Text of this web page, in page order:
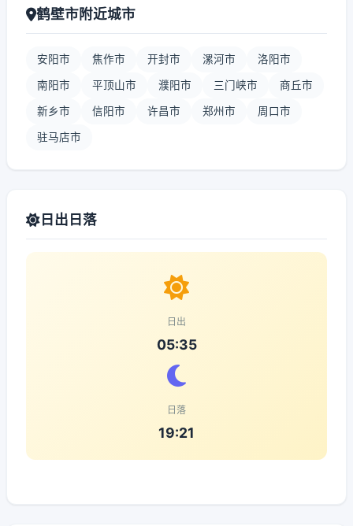
鹤壁市附近城市
安阳市 焦作市 开封市 漯河市 洛阳市
南阳市 平顶山市 濮阳市 三门峡市 商丘市
新乡市 信阳市 许昌市 郑州市 周口市
驻马店市
日出日落
日出
05:35
日落
19:21